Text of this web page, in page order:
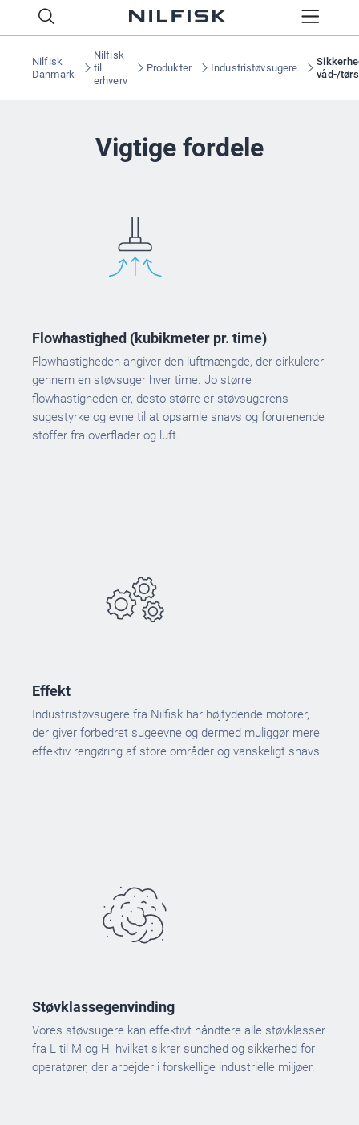
Nilfisk
Danmark
Nilfisk
til
erhverv
Produkter Industristøvsugere
våd-/
Vigtige fordele
Flowhastighed (kubikmeter pr. time)
Flowhastigheden angiver den luftmængde, der cirkulerer
gennem en støvsuger hver time. Jo større
flowhastigheden er, desto større er støvsugerens
sugestyrke og evne til at opsamle snavs og forurenende
stoffer fra overflader og luft.
Effekt
Industristøvsugere fra Nilfisk har højtydende motorer,
der giver forbedret sugeevne og dermed muliggør mere
effektiv rengøring af store områder og vanskeligt snavs.
Støvklassegenvinding
Vores støvsugere kan effektivt håndtere alle støvklasser
fra L til M og H, hvilket sikrer sundhed og sikkerhed for
operatører, der arbejder i forskellige industrielle miljøer.